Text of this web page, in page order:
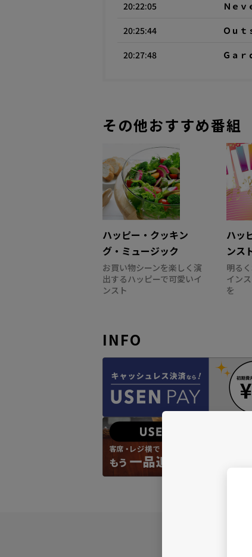
20:22:05 Ｎｅ
20:25:44 Ｏｕｔ
20:27:48 Ｇａｒ
その他おすすめ番組
ハッピー・クッキン
グ・ミュージック
お買い物シーンを楽しく演
出するハッピーで可愛いイ
ンスト
ハッ
ンス
明る
イン
を
INFO